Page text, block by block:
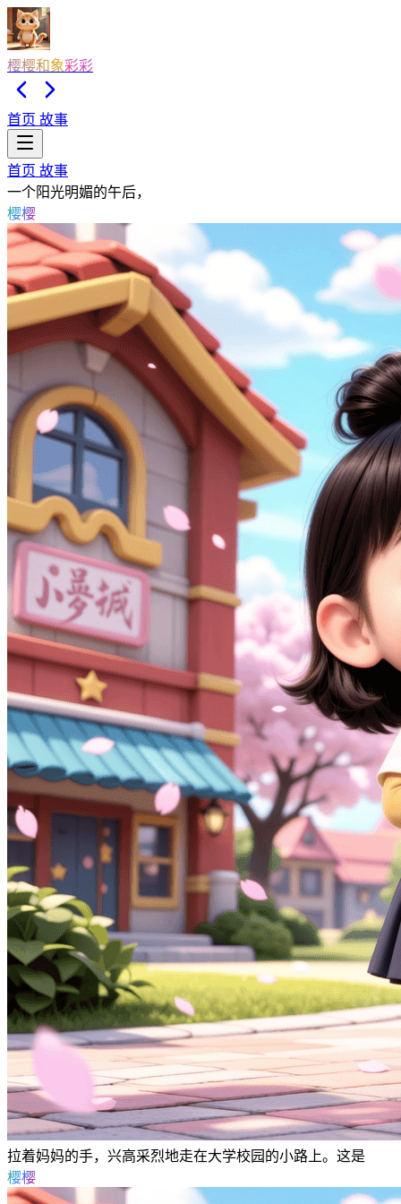
樱樱和象彩彩
首页 故事
首页 故事
一个阳光明媚的午后，
樱樱
拉着妈妈的手，兴高采烈地走在大学校园的小路上。这是
樱樱